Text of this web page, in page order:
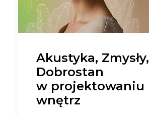
Akustyka, Zmysły,
Dobrostan
w projektowaniu
wnętrz